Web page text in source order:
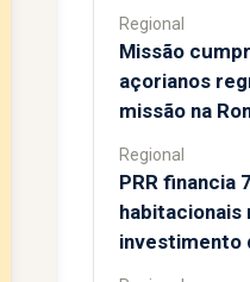
Regional
Missão
açorianos
missão na
Regional
PRR financia
habitacionais
investimento